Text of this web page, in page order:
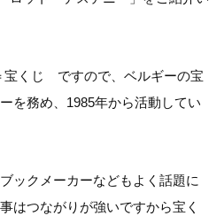
宝くじ ですので、ベルギーの宝
を務め、1985年から活動してい
ックメーカーなどもよく話題に
はつながりが強いですから宝く